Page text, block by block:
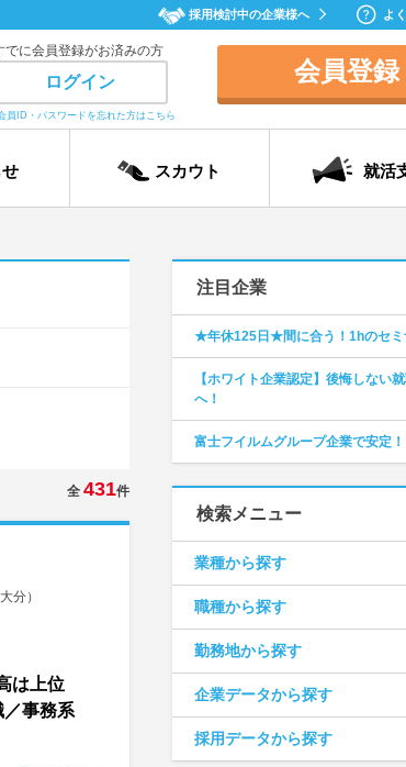
採用検討中の企業様へ よ
でに会員登録がお済みの方
ログイン
員ID・パスワードを忘れた方はこちら
会員登録
スカウト 就活
全 431件
分）
は上位
／事務系
注目企業
★年休125日★間に合う！1hのセミ
【ホワイト企業認定】後悔しない
へ！
富士フイルムグループ企業で安定！
検索メニュー
業種から探す
職種から探す
勤務地から探す
企業データから探す
採用データから探す